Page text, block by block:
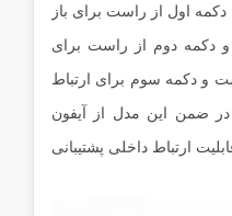
دکمه اول از راست برای باز
دکمه دوم از راست برای
و دکمه سوم برای ارتباط
در ضمن این مدل از آیفون
ارتباط داخلی پشتیبانی